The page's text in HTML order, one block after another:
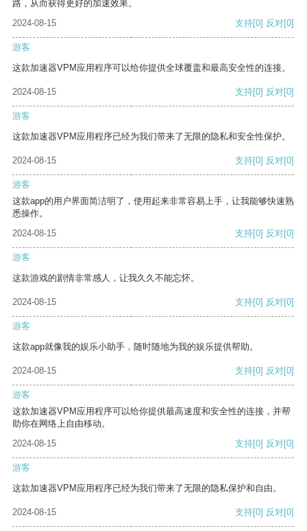
路，从而获得更好的加速效果。
2024-08-15
支持[0] 反对[0]
游客
这款加速器VPM应用程序可以给你提供全球覆盖和最高安全性的连接。
2024-08-15 支持[0] 反对[0]
游客
这款加速器VPM应用程序已经为我们带来了无限的隐私和安全性保护。
2024-08-15 支持[0] 反对[0]
游客
这款app的用户界面简洁明了，使用起来非常容易上手，让我能够快速熟
悉操作。
2024-08-15
支持[0] 反对[0]
游客
这款游戏的剧情非常感人，让我久久不能忘怀。
2024-08-15 支持[0] 反对[0]
游客
这款app就像我的娱乐小助手，随时随地为我的娱乐提供帮助。
2024-08-15 支持[0] 反对[0]
游客
这款加速器VPM应用程序可以给你提供最高速度和安全性的连接，并帮
助你在网络上自由移动。
2024-08-15
支持[0] 反对[0]
游客
这款加速器VPM应用程序已经为我们带来了无限的隐私保护和自由。
2024-08-15 支持[0] 反对[0]